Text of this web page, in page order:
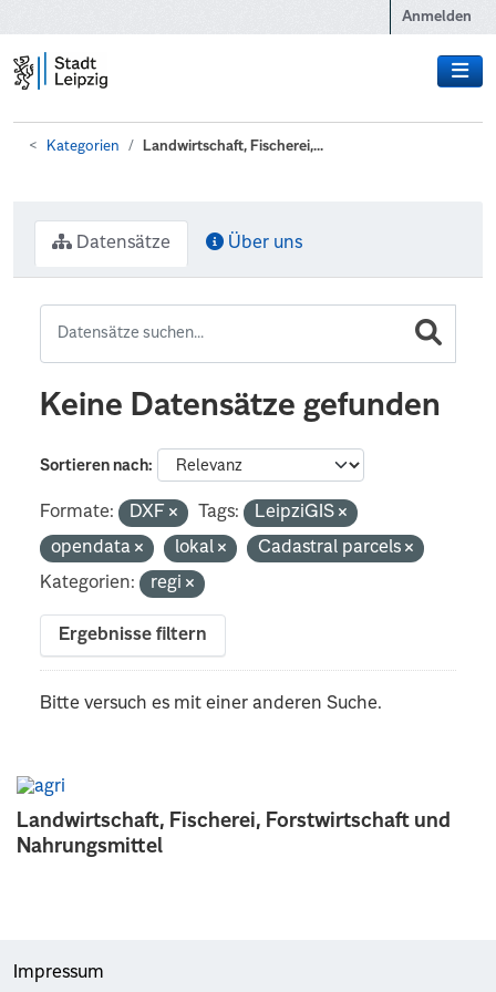
Anmelden
Kategorien Landwirtschaft, Fischerei,...
Landwirtschaft, Fischerei, Forstwirtschaft und
Nahrungsmittel
Datensätze Über uns
Keine Datensätze gefunden
Sortieren nach
Formate: DXF Tags:
LeipziGIS
opendata
lokal
Cadastral parcels
Kategorien:
regi
Ergebnisse filtern
Bitte versuch es mit einer anderen Suche.
Impressum